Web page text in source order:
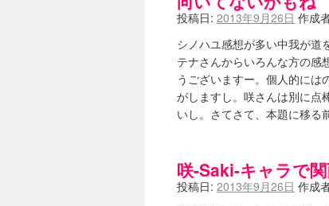
投稿日: 2013年9月26日 作成
シノハユ感想が多い中我が道
テナさんからいろんな方の感
うございますー。個人的には
がしますし。咲さんは別に点
いし。さてさて、本題に移る
咲-Saki-キャラで
投稿日: 2013年9月26日 作成